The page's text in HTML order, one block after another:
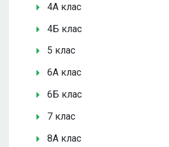
4А клас
4Б клас
5 клас
6А клас
6Б клас
7 клас
8А клас